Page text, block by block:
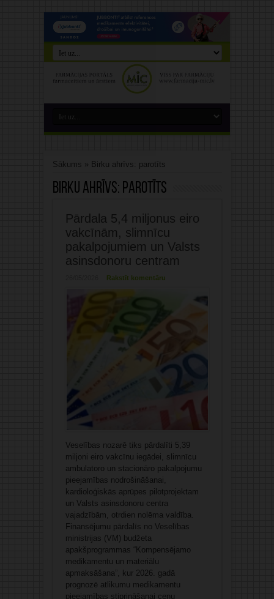
Sākums » Birku ahrīvs: parotīts
Birku ahrīvs: parotīts
Pārdala 5,4 miljonus eiro
vakcīnām, slimnīcu
pakalpojumiem un Valsts
asinsdonoru centram
Rakstīt komentāru
Veselības nozarē tiks pārdalīti 5,39
miljoni eiro vakcīnu iegādei, slimnīcu
ambulatoro un stacionāro pakalpojumu
pieejamības nodrošināšanai,
kardioloģiskās aprūpes pilotprojektam
un Valsts asinsdonoru centra
vajadzībām, otrdien nolēma valdība.
Finansējumu pārdalīs no Veselības
ministrijas (VM) budžeta
apakšprogrammas “Kompensējamo
medikamentu un materiālu
apmaksāšana”, kur 2026. gadā
prognozē atlikumu medikamentu
pieejamības stiprināšanai cenu